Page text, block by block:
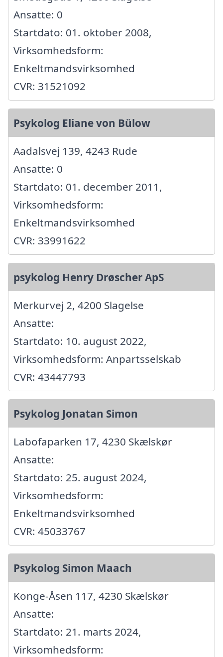
Ansatte: 0
Startdato: 01. oktober 2008,
Virksomhedsform:
Enkeltmandsvirksomhed
CVR: 31521092
Psykolog Eliane von Bülow
Aadalsvej 139, 4243 Rude
Ansatte: 0
Startdato: 01. december 2011,
Virksomhedsform:
Enkeltmandsvirksomhed
CVR: 33991622
psykolog Henry Drøscher ApS
Merkurvej 2, 4200 Slagelse
Ansatte:
Startdato: 10. august 2022,
Virksomhedsform: Anpartsselskab
CVR: 43447793
Psykolog Jonatan Simon
Labofaparken 17, 4230 Skælskør
Ansatte:
Startdato: 25. august 2024,
Virksomhedsform:
Enkeltmandsvirksomhed
CVR: 45033767
Psykolog Simon Maach
Konge-Åsen 117, 4230 Skælskør
Ansatte:
Startdato: 21. marts 2024,
Virksomhedsform: